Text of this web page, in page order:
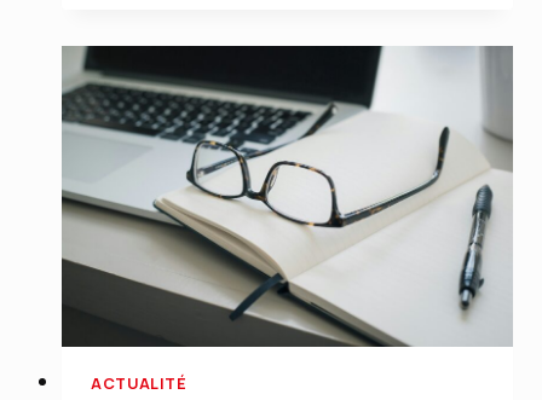
d’AUNEGE
reprennent
ACTUALITÉ